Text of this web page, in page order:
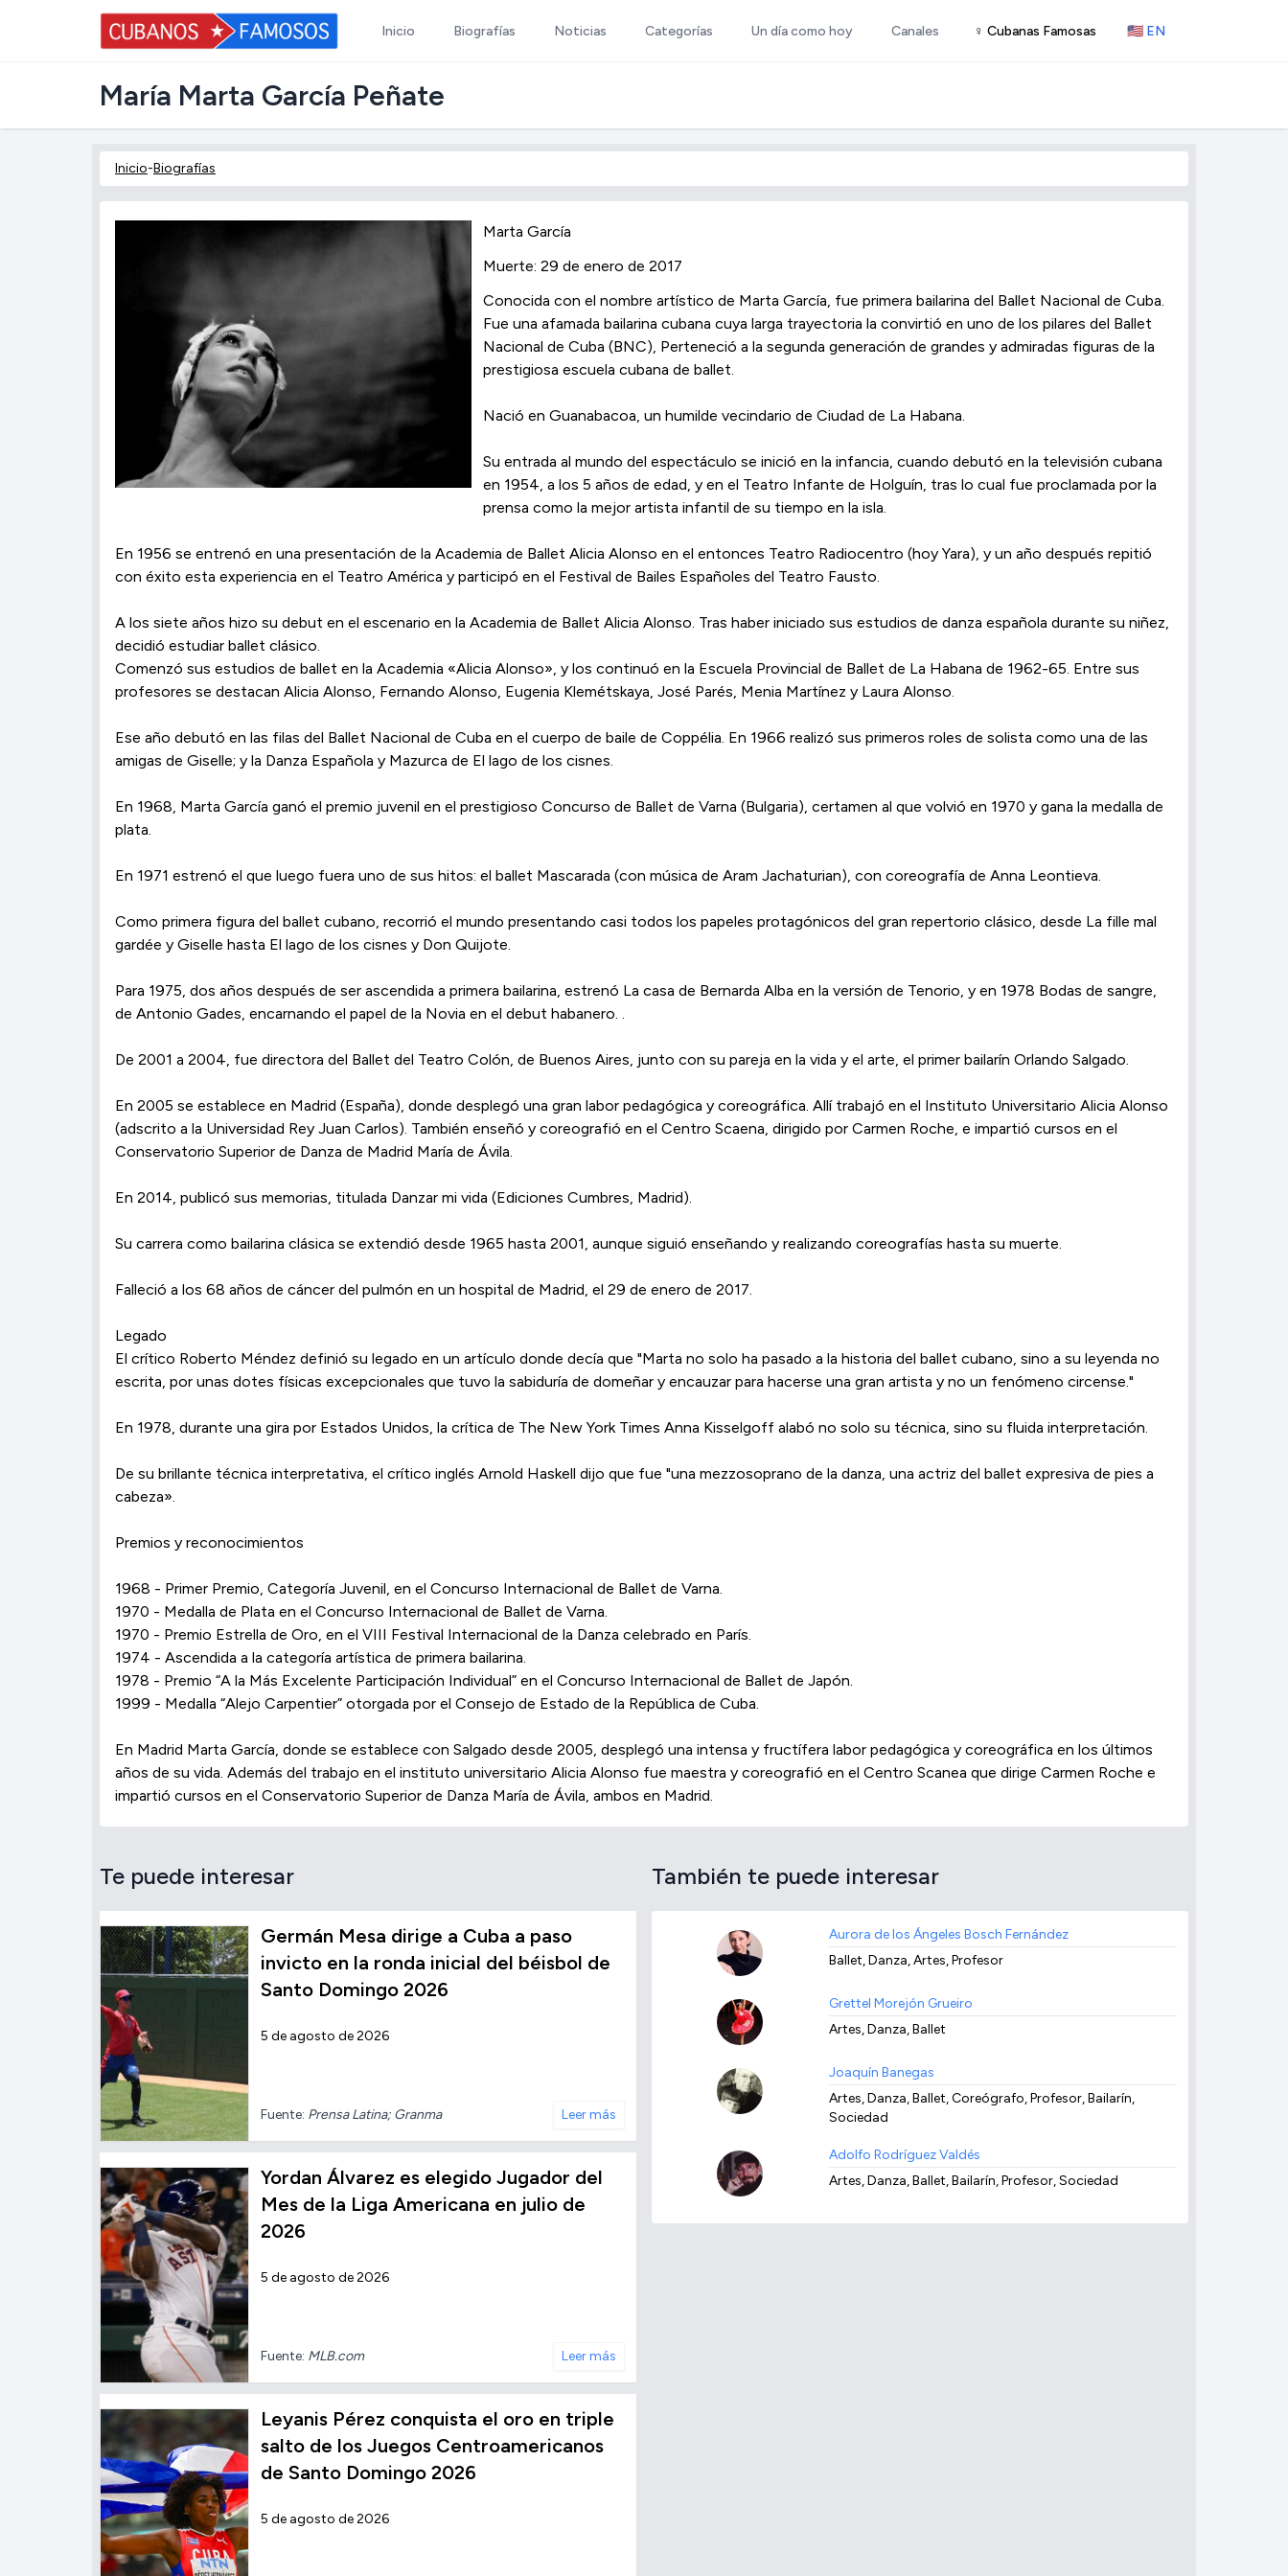
Inicio Biografías Noticias Categorías Un día como hoy Canales ♀ Cubanas Famosas 🇺🇸 EN
María Marta García Peñate
Inicio-Biografías
Marta García
Muerte: 29 de enero de 2017
Conocida con el nombre artístico de Marta García, fue primera bailarina del Ballet Nacional de Cuba.
Fue una afamada bailarina cubana cuya larga trayectoria la convirtió en uno de los pilares del Ballet
Nacional de Cuba (BNC), Perteneció a la segunda generación de grandes y admiradas figuras de la
prestigiosa escuela cubana de ballet.
Nació en Guanabacoa, un humilde vecindario de Ciudad de La Habana.
Su entrada al mundo del espectáculo se inició en la infancia, cuando debutó en la televisión cubana
en 1954, a los 5 años de edad, y en el Teatro Infante de Holguín, tras lo cual fue proclamada por la
prensa como la mejor artista infantil de su tiempo en la isla.​
En 1956 se entrenó en una presentación de la Academia de Ballet Alicia Alonso en el entonces Teatro Radiocentro (hoy Yara), y un año después repitió
con éxito esta experiencia en el Teatro América y participó en el Festival de Bailes Españoles del Teatro Fausto.
A los siete años hizo su debut en el escenario en la Academia de Ballet Alicia Alonso. Tras haber iniciado sus estudios de danza española durante su niñez,
decidió estudiar ballet clásico.
Comenzó sus estudios de ballet en la Academia «Alicia Alonso», y los continuó en la Escuela Provincial de Ballet de La Habana de 1962-65. Entre sus
profesores se destacan Alicia Alonso, Fernando Alonso, Eugenia Klemétskaya, José Parés, Menia Martínez y Laura Alonso.
Ese año debutó en las filas del Ballet Nacional de Cuba en el cuerpo de baile de Coppélia.​ En 1966 realizó sus primeros roles de solista como una de las
amigas de Giselle; y la Danza Española y Mazurca de El lago de los cisnes.
En 1968, Marta García ganó el premio juvenil en el prestigioso Concurso de Ballet de Varna (Bulgaria), certamen al que volvió en 1970 y gana la medalla de
plata.
En 1971 estrenó el que luego fuera uno de sus hitos: el ballet Mascarada (con música de Aram Jachaturian), con coreografía de Anna Leontieva.
Como primera figura del ballet cubano, recorrió el mundo presentando casi todos los papeles protagónicos del gran repertorio clásico, desde La fille mal
gardée y Giselle hasta El lago de los cisnes y Don Quijote.
Para 1975, dos años después de ser ascendida a primera bailarina, estrenó La casa de Bernarda Alba en la versión de Tenorio, y en 1978 Bodas de sangre,
de Antonio Gades, encarnando el papel de la Novia en el debut habanero. .
De 2001 a 2004, fue directora del Ballet del Teatro Colón, de Buenos Aires, junto con su pareja en la vida y el arte, el primer bailarín Orlando Salgado.
En 2005 se establece en Madrid (España), donde desplegó una gran labor pedagógica y coreográfica. Allí trabajó en el Instituto Universitario Alicia Alonso
(adscrito a la Universidad Rey Juan Carlos). También enseñó y coreografió en el Centro Scaena, dirigido por Carmen Roche, e impartió cursos en el
Conservatorio Superior de Danza de Madrid María de Ávila.
En 2014, publicó sus memorias, titulada Danzar mi vida (Ediciones Cumbres, Madrid).
Su carrera como bailarina clásica se extendió desde 1965 hasta 2001, aunque siguió enseñando y realizando coreografías hasta su muerte.
Falleció a los 68 años de cáncer del pulmón en un hospital de Madrid, el 29 de enero de 2017.
Legado
El crítico Roberto Méndez definió su legado en un artículo donde decía que "Marta no solo ha pasado a la historia del ballet cubano, sino a su leyenda no
escrita, por unas dotes físicas excepcionales que tuvo la sabiduría de domeñar y encauzar para hacerse una gran artista y no un fenómeno circense."​
En 1978, durante una gira por Estados Unidos, la crítica de The New York Times Anna Kisselgoff alabó no solo su técnica, sino su fluida interpretación.​
De su brillante técnica interpretativa, el crítico inglés Arnold Haskell dijo que fue "una mezzosoprano de la danza, una actriz del ballet expresiva de pies a
cabeza».
Premios y reconocimientos
1968 - Primer Premio, Categoría Juvenil, en el Concurso Internacional de Ballet de Varna.
1970 - Medalla de Plata en el Concurso Internacional de Ballet de Varna.
1970 - Premio Estrella de Oro, en el VIII Festival Internacional de la Danza celebrado en París.
1974 - Ascendida a la categoría artística de primera bailarina.
1978 - Premio “A la Más Excelente Participación Individual” en el Concurso Internacional de Ballet de Japón.
1999 - Medalla “Alejo Carpentier” otorgada por el Consejo de Estado de la República de Cuba.
En Madrid Marta García, donde se establece con Salgado desde 2005, desplegó una intensa y fructífera labor pedagógica y coreográfica en los últimos
años de su vida. Además del trabajo en el instituto universitario Alicia Alonso fue maestra y coreografió en el Centro Scanea que dirige Carmen Roche e
impartió cursos en el Conservatorio Superior de Danza María de Ávila, ambos en Madrid.
Te puede interesar
Germán Mesa dirige a Cuba a paso
invicto en la ronda inicial del béisbol de
Santo Domingo 2026
5 de agosto de 2026
Fuente: Prensa Latina; Granma Leer más
Yordan Álvarez es elegido Jugador del
Mes de la Liga Americana en julio de
2026
5 de agosto de 2026
Fuente: MLB.com Leer más
Leyanis Pérez conquista el oro en triple
salto de los Juegos Centroamericanos
de Santo Domingo 2026
5 de agosto de 2026
También te puede interesar
Aurora de los Ángeles Bosch Fernández
Ballet, Danza, Artes, Profesor
Grettel Morejón Grueiro
Artes, Danza, Ballet
Joaquín Banegas
Artes, Danza, Ballet, Coreógrafo, Profesor, Bailarín,
Sociedad
Adolfo Rodríguez Valdés
Artes, Danza, Ballet, Bailarín, Profesor, Sociedad